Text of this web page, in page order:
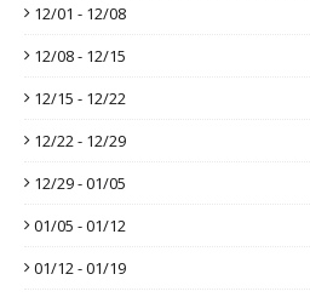
12/01 - 12/08
12/08 - 12/15
12/15 - 12/22
12/22 - 12/29
12/29 - 01/05
01/05 - 01/12
01/12 - 01/19